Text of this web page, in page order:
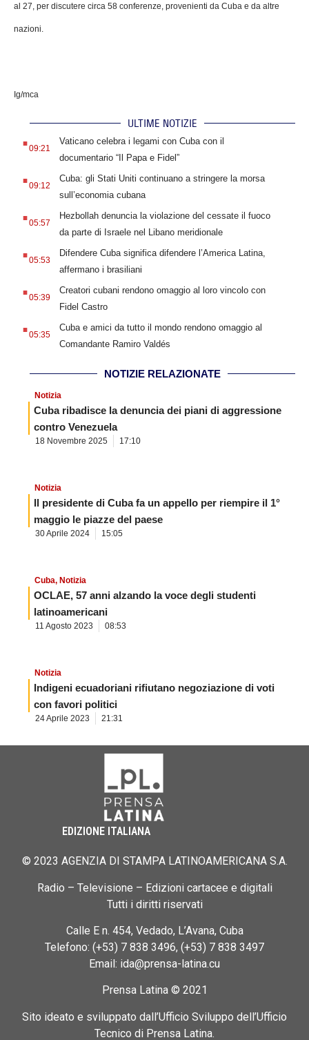
al 27, per discutere circa 58 conferenze, provenienti da Cuba e da altre
nazioni.
Ig/mca
ULTIME NOTIZIE
.09:21
Vaticano celebra i legami con Cuba con il
documentario “Il Papa e Fidel”
.09:12
Cuba: gli Stati Uniti continuano a stringere la morsa
sull’economia cubana
.05:57
Hezbollah denuncia la violazione del cessate il fuoco
da parte di Israele nel Libano meridionale
.05:53
Difendere Cuba significa difendere l’America Latina,
affermano i brasiliani
.05:39
Creatori cubani rendono omaggio al loro vincolo con
Fidel Castro
.05:35
Cuba e amici da tutto il mondo rendono omaggio al
Comandante Ramiro Valdés
NOTIZIE RELAZIONATE
Notizia
Cuba ribadisce la denuncia dei piani di aggressione
contro Venezuela
18 Novembre 2025 17:10
Notizia
Il presidente di Cuba fa un appello per riempire il 1°
maggio le piazze del paese
30 Aprile 2024 15:05
Cuba, Notizia
OCLAE, 57 anni alzando la voce degli studenti
latinoamericani
11 Agosto 2023 08:53
Notizia
Indigeni ecuadoriani rifiutano negoziazione di voti
con favori politici
24 Aprile 2023 21:31
EDIZIONE ITALIANA
© 2023 AGENZIA DI STAMPA LATINOAMERICANA S.A.
Radio – Televisione – Edizioni cartacee e digitali
Tutti i diritti riservati
Calle E n. 454, Vedado, L’Avana, Cuba
Telefono: (+53) 7 838 3496, (+53) 7 838 3497
Email: ida@prensa-latina.cu
Prensa Latina © 2021
Sito ideato e sviluppato dall’Ufficio Sviluppo dell’Ufficio
Tecnico di Prensa Latina.